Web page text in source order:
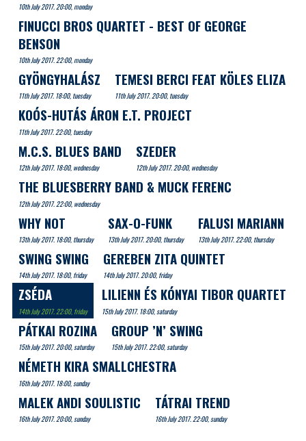
10th July 2017. 20:00, monday
FINUCCI BROS QUARTET - BEST OF GEORGE
BENSON
10th July 2017. 22:00, monday
GYÖNGYHALÁSZ
11th July 2017. 18:00, tuesday
TEMESI BERCI FEAT KÖLES ELIZA
11th July 2017. 20:00, tuesday
KOÓS-HUTÁS ÁRON E.T. PROJECT
11th July 2017. 22:00, tuesday
M.C.S. BLUES BAND
12th July 2017. 18:00, wednesday
SZEDER
12th July 2017. 20:00, wednesday
THE BLUESBERRY BAND & MUCK FERENC
12th July 2017. 22:00, wednesday
WHY NOT
13th July 2017. 18:00, thursday
SAX-O-FUNK
13th July 2017. 20:00, thursday
FALUSI MARIANN
13th July 2017. 22:00, thursday
SWING SWING
14th July 2017. 18:00, friday
GEREBEN ZITA QUINTET
14th July 2017. 20:00, friday
ZSÉDA
14th July 2017. 22:00, friday
LILIENN ÉS KÓNYAI TIBOR QUARTET
15th July 2017. 18:00, saturday
PÁTKAI ROZINA
15th July 2017. 20:00, saturday
GROUP ’N’ SWING
15th July 2017. 22:00, saturday
NÉMETH KIRA SMALLCHESTRA
16th July 2017. 18:00, sunday
MALEK ANDI SOULISTIC
16th July 2017. 20:00, sunday
TÁTRAI TREND
16th July 2017. 22:00, sunday